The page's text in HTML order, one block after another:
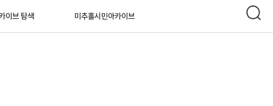
이브 탐색 미추홀시민아카이브